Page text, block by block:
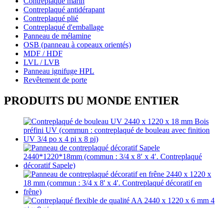
Contreplaqué antidérapant
Contreplaqué plié
Contreplaqué d'emballage
Panneau de mélamine
OSB (panneau à copeaux orientés)
MDF / HDF
LVL / LVB
Panneau ignifuge HPL
Revêtement de porte
PRODUITS DU MONDE ENTIER